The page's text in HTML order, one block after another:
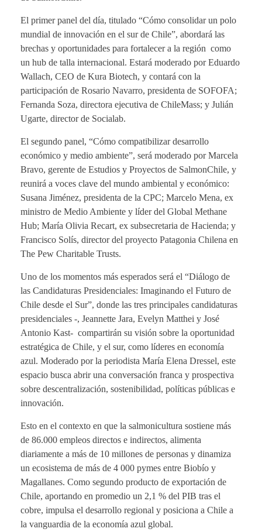
El primer panel del día, titulado “Cómo consolidar un polo
mundial de innovación en el sur de Chile”, abordará las
brechas y oportunidades para fortalecer a la región como
un hub de talla internacional. Estará moderado por Eduardo
Wallach, CEO de Kura Biotech, y contará con la
participación de Rosario Navarro, presidenta de SOFOFA;
Fernanda Soza, directora ejecutiva de ChileMass; y Julián
Ugarte, director de Socialab.
El segundo panel, “Cómo compatibilizar desarrollo
económico y medio ambiente”, será moderado por Marcela
Bravo, gerente de Estudios y Proyectos de SalmonChile, y
reunirá a voces clave del mundo ambiental y económico:
Susana Jiménez, presidenta de la CPC; Marcelo Mena, ex
ministro de Medio Ambiente y líder del Global Methane
Hub; María Olivia Recart, ex subsecretaria de Hacienda; y
Francisco Solís, director del proyecto Patagonia Chilena en
The Pew Charitable Trusts.
Uno de los momentos más esperados será el “Diálogo de
las Candidaturas Presidenciales: Imaginando el Futuro de
Chile desde el Sur”, donde las tres principales candidaturas
presidenciales -, Jeannette Jara, Evelyn Matthei y José
Antonio Kast- compartirán su visión sobre la oportunidad
estratégica de Chile, y el sur, como líderes en economía
azul. Moderado por la periodista María Elena Dressel, este
espacio busca abrir una conversación franca y prospectiva
sobre descentralización, sostenibilidad, políticas públicas e
innovación.
Esto en el contexto en que la salmonicultura sostiene más
de 86.000 empleos directos e indirectos, alimenta
diariamente a más de 10 millones de personas y dinamiza
un ecosistema de más de 4 000 pymes entre Biobío y
Magallanes. Como segundo producto de exportación de
Chile, aportando en promedio un 2,1 % del PIB tras el
cobre, impulsa el desarrollo regional y posiciona a Chile a
la vanguardia de la economía azul global.